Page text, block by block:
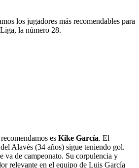
los jugadores más recomendables para
la número 28.
es Kike García. El
Alavés (34 años) sigue teniendo gol.
va de campeonato. Su corpulencia y
relevante en el equipo de Luis García